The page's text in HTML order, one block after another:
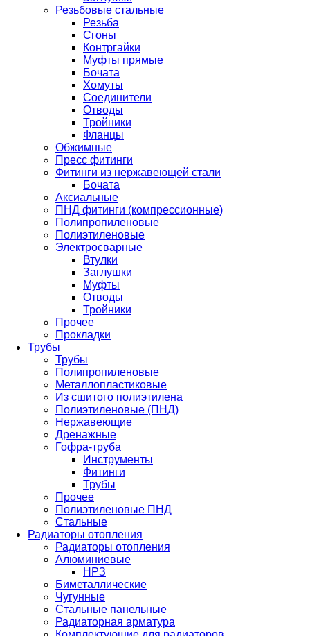
Резьбовые стальные
Резьба
Сгоны
Контргайки
Муфты прямые
Бочата
Хомуты
Соединители
Отводы
Тройники
Фланцы
Обжимные
Пресс фитинги
Фитинги из нержавеющей стали
Бочата
Аксиальные
ПНД фитинги (компрессионные)
Полипропиленовые
Полиэтиленовые
Электросварные
Втулки
Заглушки
Муфты
Отводы
Тройники
Прочее
Прокладки
Трубы
Трубы
Полипропиленовые
Металлопластиковые
Из сшитого полиэтилена
Полиэтиленовые (ПНД)
Нержавеющие
Дренажные
Гофра-труба
Инструменты
Фитинги
Трубы
Прочее
Полиэтиленовые ПНД
Стальные
Радиаторы отопления
Радиаторы отопления
Алюминиевые
НРЗ
Биметаллические
Чугунные
Стальные панельные
Радиаторная арматура